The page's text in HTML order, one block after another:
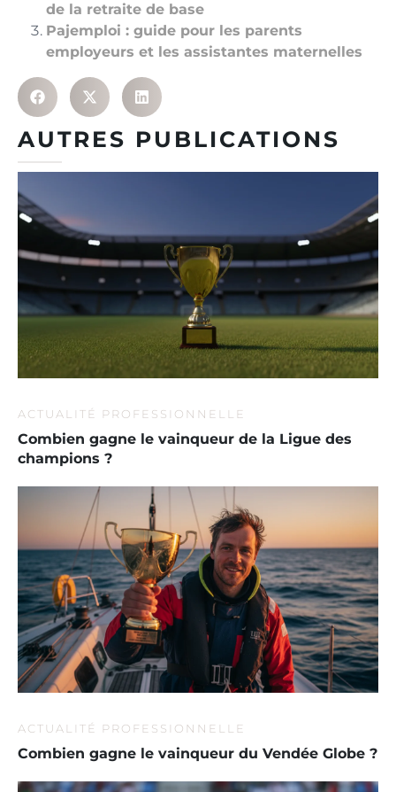
de la retraite de base
Pajemploi : guide pour les parents
employeurs et les assistantes maternelles
AUTRES PUBLICATIONS
ACTUALITÉ PROFESSIONNELLE
Combien gagne le vainqueur de la Ligue des
champions ?
ACTUALITÉ PROFESSIONNELLE
Combien gagne le vainqueur du Vendée Globe ?